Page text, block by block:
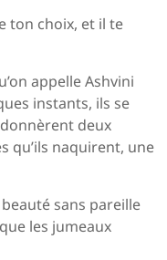
ton choix, et il te
appelle Ashvini
instants, ils se
deux
qu’ils naquirent, une
sans pareille
les jumeaux